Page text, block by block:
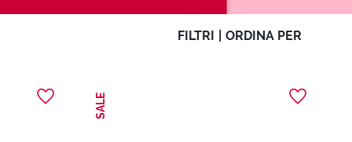
FILTRI ORDINA PER
SALE